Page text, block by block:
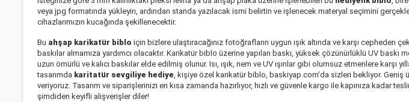
veya jpg formatında yükleyin, ardından standa yazılacak ismi belirtin ve işlenecek materyal seçimini
cihazlarımızın kucağında şekillenecektir.
Bu ahşap karikatür biblo için bizlere ulaştıracağınız fotoğrafların uygun ışık altında ve karşı
baskılar almamıza yardımcı olacaktır. Karikatür biblo üzerine yapılan baskı, yüksek çözünürlüklü UV
uzun ömürlü ve kalıcı baskılar elde edilmiş olunur. Isı, ışık, nem ve UV ışınlar gibi olumsuz etmenlere karşı
tasarımda karitatür sevgiliye hediye, kişiye özel karikatür biblo, baskiyap.com’da sizleri bekliyor. Geniş
veriyoruz. Tasarım ve siparişlerinizi en kısa zamanda hazırlıyor, hızlı ve güvenle kargo ile kapınıza
şimdiden keyifli alışverişler diler!